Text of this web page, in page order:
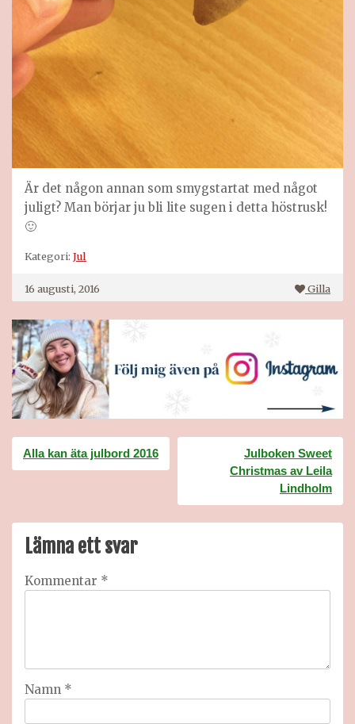
Är det någon annan som smygstartat med något
juligt? Man börjar ju bli lite sugen i detta höstrusk!
🙂
Kategori: Jul
16 augusti, 2016 Gilla
Inläggsnavigering
Alla kan äta julbord 2016
Julboken Sweet
Christmas av Leila
Lindholm
Lämna ett svar
Kommentar *
Namn *